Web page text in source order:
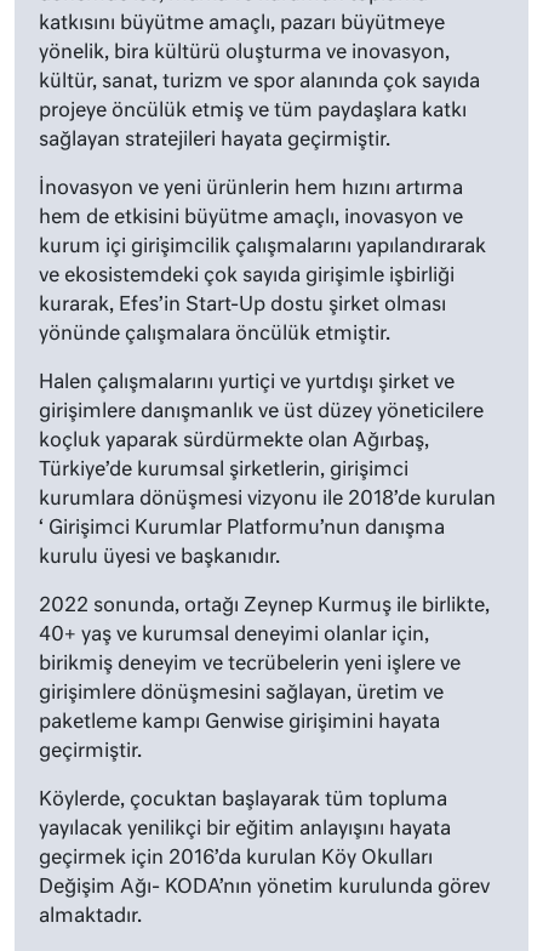
katkısını büyütme amaçlı, pazarı büyütmeye
yönelik, bira kültürü oluşturma ve inovasyon,
kültür, sanat, turizm ve spor alanında çok sayıda
projeye öncülük etmiş ve tüm paydaşlara katkı
sağlayan stratejileri hayata geçirmiştir.
İnovasyon ve yeni ürünlerin hem hızını artırma
hem de etkisini büyütme amaçlı, inovasyon ve
kurum içi girişimcilik çalışmalarını yapılandırarak
ve ekosistemdeki çok sayıda girişimle işbirliği
kurarak, Efes’in Start-Up dostu şirket olması
yönünde çalışmalara öncülük etmiştir.
Halen çalışmalarını yurtiçi ve yurtdışı şirket ve
girişimlere danışmanlık ve üst düzey yöneticilere
koçluk yaparak sürdürmekte olan Ağırbaş,
Türkiye’de kurumsal şirketlerin, girişimci
kurumlara dönüşmesi vizyonu ile 2018’de kurulan
‘ Girişimci Kurumlar Platformu’nun danışma
kurulu üyesi ve başkanıdır.
2022 sonunda, ortağı Zeynep Kurmuş ile birlikte,
40+ yaş ve kurumsal deneyimi olanlar için,
birikmiş deneyim ve tecrübelerin yeni işlere ve
girişimlere dönüşmesini sağlayan, üretim ve
paketleme kampı Genwise girişimini hayata
geçirmiştir.
Köylerde, çocuktan başlayarak tüm topluma
yayılacak yenilikçi bir eğitim anlayışını hayata
geçirmek için 2016’da kurulan Köy Okulları
Değişim Ağı- KODA’nın yönetim kurulunda görev
almaktadır.